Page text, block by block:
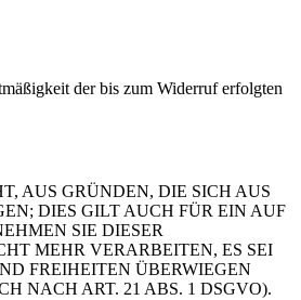
der bis zum Widerruf erfolgten
AUS GRÜNDEN, DIE SICH AUS
DIES GILT AUCH FÜR EIN AUF
SIE DIESER
MEHR VERARBEITEN, ES SEI
FREIHEITEN ÜBERWIEGEN
NACH ART. 21 ABS. 1 DSGVO).